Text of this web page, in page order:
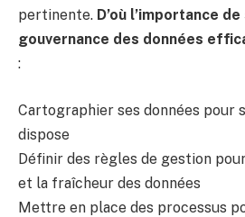
pertinente. D’où l’importance
gouvernance des données
:
Cartographier ses données pour
dispose
Définir des règles de gestion
et la fraîcheur des données
Mettre en place des processus